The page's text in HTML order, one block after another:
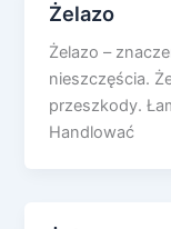
Żelazo
Żelazo –
nieszczęścia.
przeszkody.
Handlować